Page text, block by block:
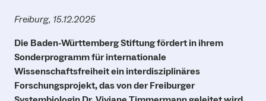
Freiburg, 15.12.2025
Die Baden-Württemberg Stiftung fördert in ihrem
Sonderprogramm für internationale
Wissenschaftsfreiheit ein interdisziplinäres
Forschungsprojekt, das von der Freiburger